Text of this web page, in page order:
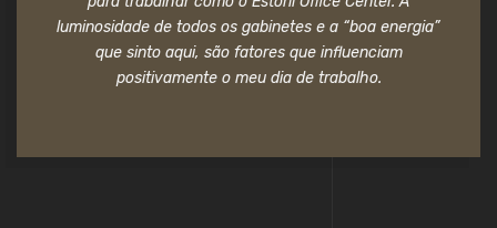
luminosidade de todos os gabinetes e a “boa energia”
que sinto aqui, são fatores que influenciam
positivamente o meu dia de trabalho.